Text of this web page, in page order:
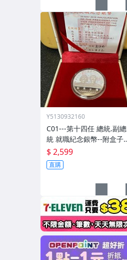
Y5130932160
C01---第十四任 總統.副總
統 就職紀念銀幣--附盒子
證書
$ 2,599
直購